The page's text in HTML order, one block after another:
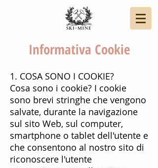
Informativa Cookie
1. COSA SONO I COOKIE?
Cosa sono i cookie? I cookie
sono brevi stringhe che vengono
salvate, durante la navigazione
sul sito Web, sul computer,
smartphone o tablet dell'utente e
che consentono al nostro sito di
riconoscere l'utente